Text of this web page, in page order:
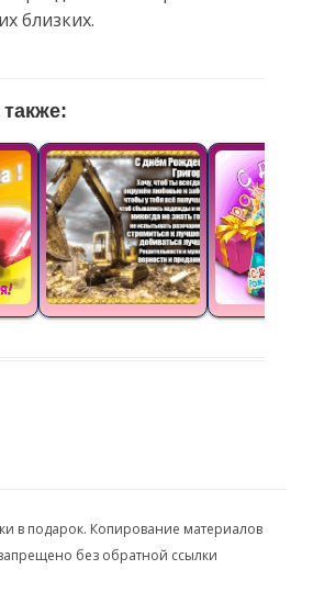
близких.
в подарок. Копирование материалов
без обратной ссылки